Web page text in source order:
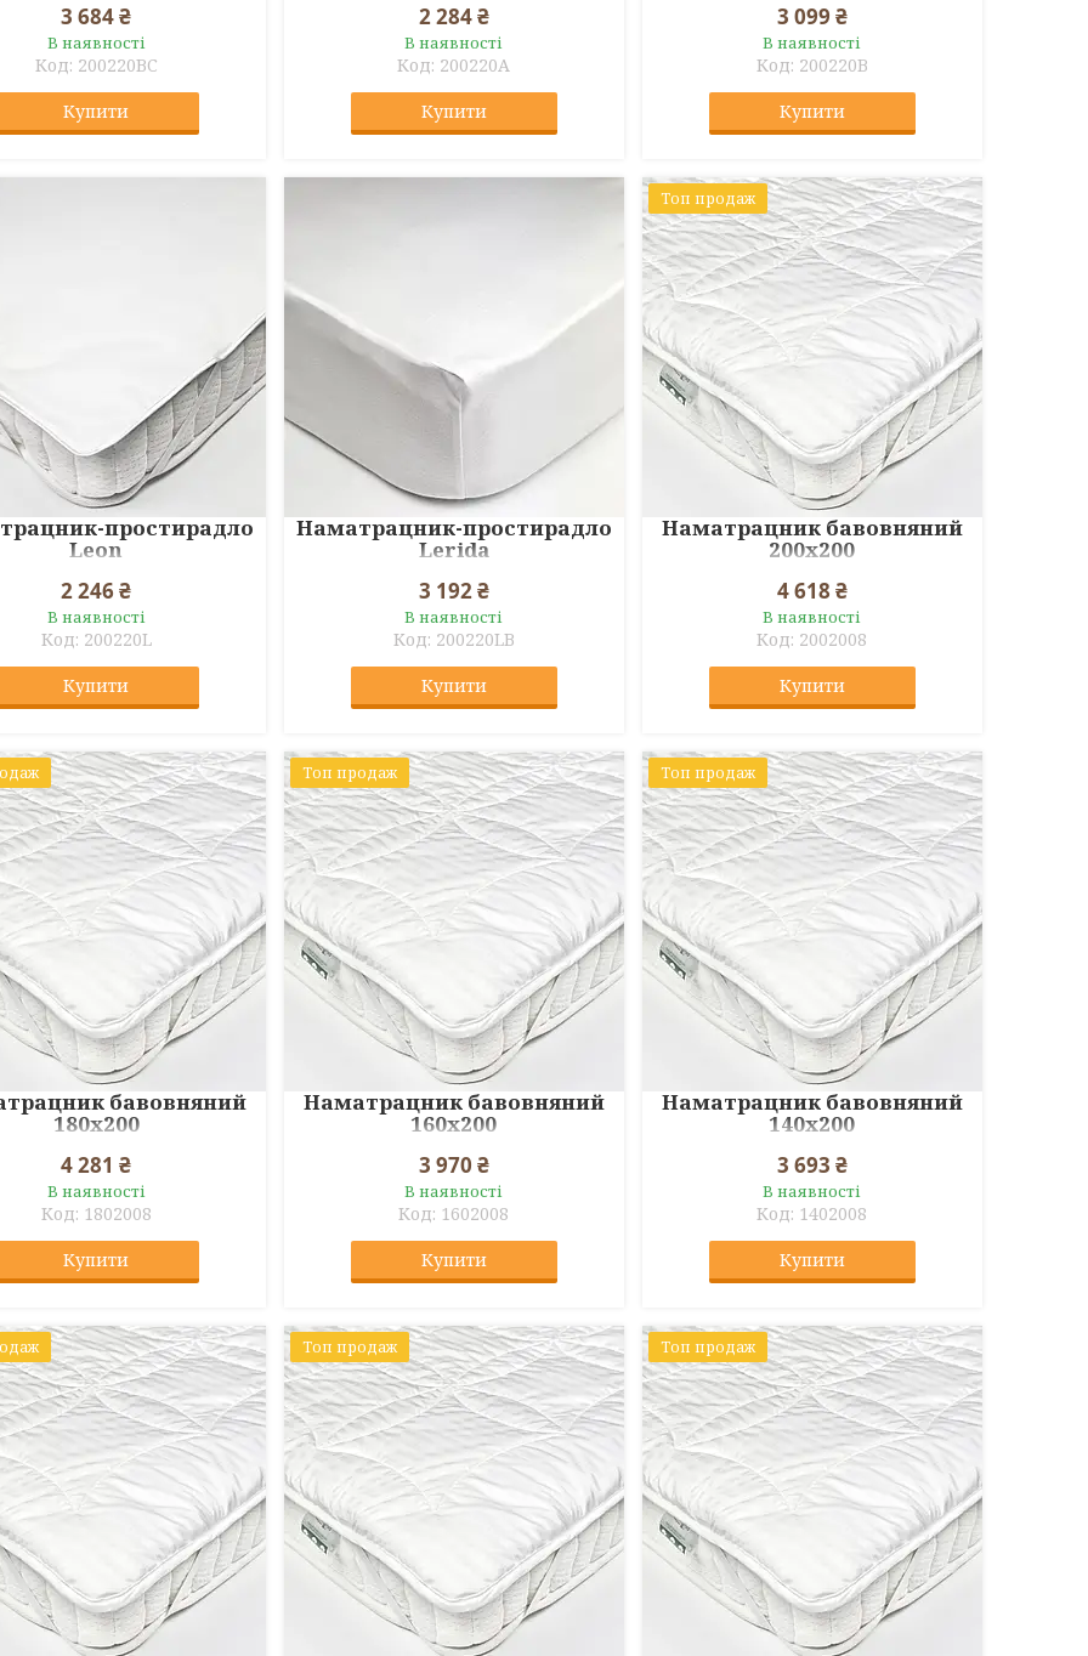
3 684 ₴
В наявності
200220BC
Купити
2 284 ₴
В наявності
200220A
Купити
3 099 ₴
В наявності
200220B
Купити
простирадло
Leon
2 246 ₴
В наявності
200220L
Купити
Наматрацник-простирадло
Lerida
3 192 ₴
В наявності
200220LB
Купити
Топ продаж
Наматрацник бавовняний
200x200
4 618 ₴
В наявності
2002008
Купити
бавовняний
180x200
4 281 ₴
В наявності
1802008
Купити
Топ продаж
Наматрацник бавовняний
160x200
3 970 ₴
В наявності
1602008
Купити
Топ продаж
Наматрацник бавовняний
140x200
3 693 ₴
В наявності
1402008
Купити
Топ продаж Топ продаж